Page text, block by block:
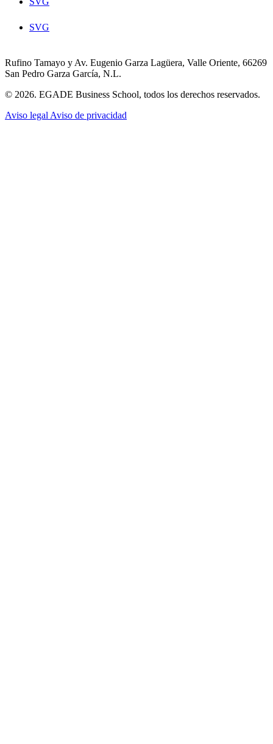
SVG
Rufino Tamayo y Av. Eugenio Garza Lagüera, Valle Oriente, 66269
San Pedro Garza García, N.L.
© 2026. EGADE Business School, todos los derechos reservados.
Aviso legal Aviso de privacidad